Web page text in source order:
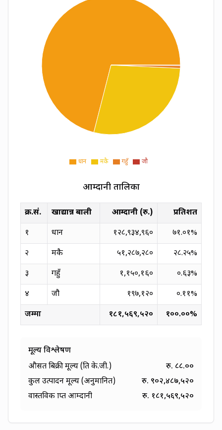
धान मकै गहुँ जौ
आम्दानी तालिका
क्र.सं. खाद्यान्न बाली आम्दानी (रु.)
प्रतिशत
१
धान १२८,९३४,९६० ७१.०१%
२
मकै ५१,२८७,२८० २८.२५%
३
गहुँ १,१५०,१६० ०.६३%
४
जौ १९७,१२० ०.११%
जम्मा
१८१,५६९,५२० १००.००%
मूल्य विश्लेषण
औसत बिक्री मूल्य (प्रति के.जी.)
रु. ८८.००
कुल उत्पादन मूल्य (अनुमानित)
रु. ९०२,४८७,५२०
वास्तविक प्राप्त आम्दानी
रु. १८१,५६९,५२०